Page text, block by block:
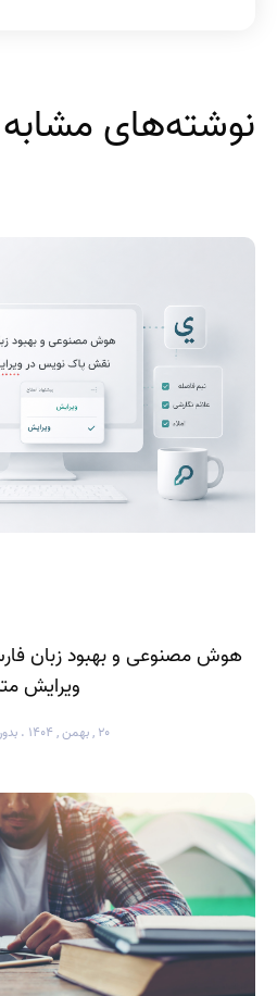
نوشته‌های مشابه
هوش مصنوعی و بهبود زبان
ویرایش
۲۰ , بهمن , ۱۴۰۴